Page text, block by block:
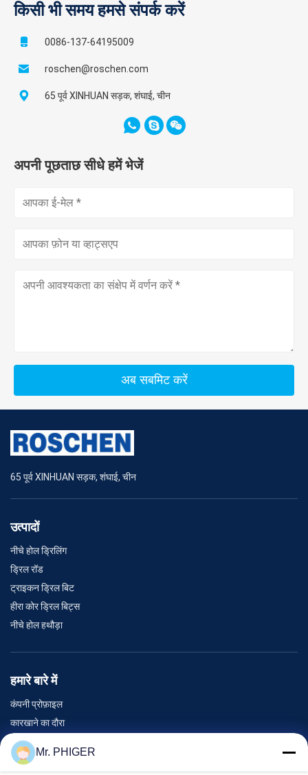
किसी भी समय हमसे संपर्क करें
0086-137-64195009
roschen@roschen.com
65 पूर्व XINHUAN सड़क, शंघाई, चीन
अपनी पूछताछ सीधे हमें भेजें
अब सबमिट करें
65 पूर्व XINHUAN सड़क, शंघाई, चीन
उत्पादों
नीचे होल ड्रिलिंग
ड्रिल रॉड
ट्राइकन ड्रिल बिट
हीरा कोर ड्रिल बिट्स
नीचे होल हथौड़ा
हमारे बारे में
कंपनी प्रोफ़ाइल
कारखाने का दौरा
गुणवत्ता नियंत्रण
साइटमैप
Mr. PHIGER